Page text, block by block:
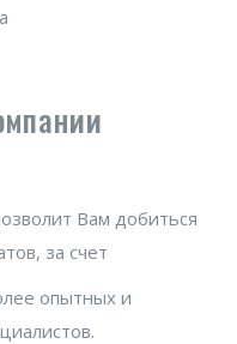
Вам добиться
за счет
опытных и